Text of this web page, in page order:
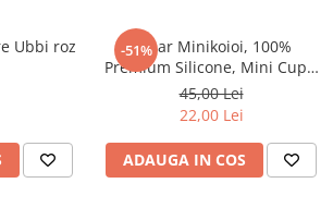
Ubbi roz
-51%
Pahar Minikoioi, 100%
Premium Silicone, Mini Cup –
Velvet Rose
45,00 Lei
22,00 Lei
ADAUGA IN COS